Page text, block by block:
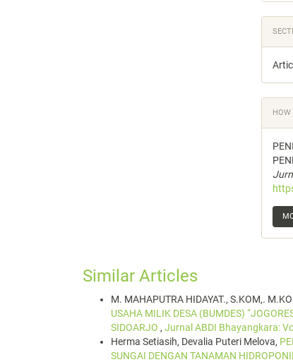
HOW
Similar Articles
M. MAHAPUTRA HIDAYAT., S.KOM,.
USAHA MILIK DESA (BUMDES)
SIDOARJO , Jurnal ABDI Bhayangkara:
Herma Setiasih, Devalia Puteri Melova,
SUNGAI DENGAN TANAMAN